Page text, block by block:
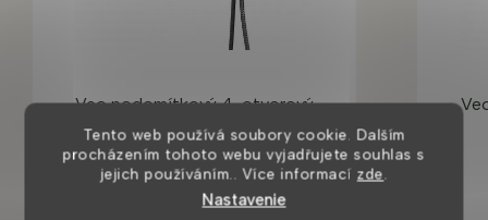
Tento web používá soubory cookie. Dalším
procházením tohoto webu vyjadřujete souhlas s
jejich používáním.. Více informací zde.
Nastavenie
Veo podomítkový 4-otvorový
vanový komplet, grafit